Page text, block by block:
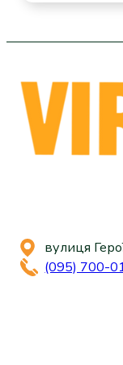
вулиця
(095) 700-